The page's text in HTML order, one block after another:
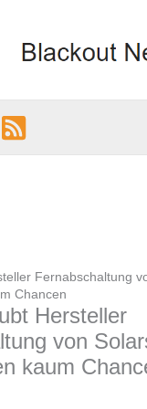
Fernabschaltung
Chancen
Hersteller
von
kaum